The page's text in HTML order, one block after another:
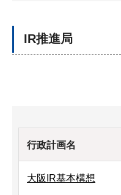
IR推進局
行政計画名
大阪IR基本構想